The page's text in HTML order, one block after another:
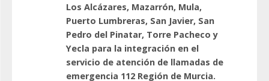
Los Alcázares, Mazarrón, Mula,
Puerto Lumbreras, San Javier, San
Pedro del Pinatar, Torre Pacheco y
Yecla para la integración en el
servicio de atención de llamadas de
emergencia 112 Región de Murcia.